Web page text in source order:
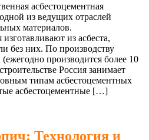
асбестоцементная
из ведущих отраслей
материалов.
из асбеста,
без них. По производству
производится более 10
Россия занимает
типам асбестоцементных
асбестоцементные […]
Технология и